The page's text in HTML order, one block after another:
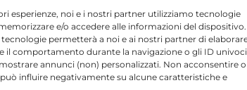
esperienze, noi e i nostri partner utilizziamo tecnologie
e/o accedere alle informazioni del
permetterà a noi e ai nostri partner di
il comportamento durante la navigazione o gli ID univoci
annunci (non) personalizzati. Non acconsentire o
influire negativamente su alcune caratteristiche e
della federazione Pd) nella
del punto all’o.d.g. ed
ripercorre le tappe
(discariche per meglio